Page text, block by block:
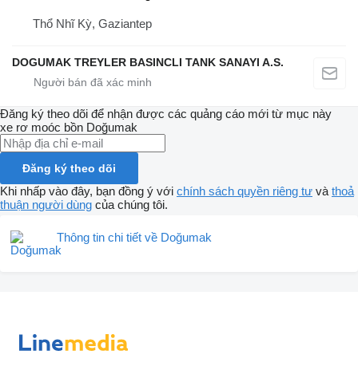
Thổ Nhĩ Kỳ, Gaziantep
DOGUMAK TREYLER BASINCLI TANK SANAYI A.S.
Đăng ký theo dõi để nhận được các quảng cáo mới từ mục này
xe rơ moóc bồn Doğumak
Đăng ký theo dõi
Khi nhấp vào đây, bạn đồng ý với chính sách quyền riêng tư và thoả
thuận người dùng của chúng tôi.
Thông tin chi tiết về Doğumak